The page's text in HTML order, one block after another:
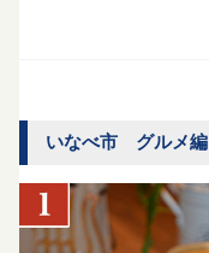
いなべ市 グルメ編